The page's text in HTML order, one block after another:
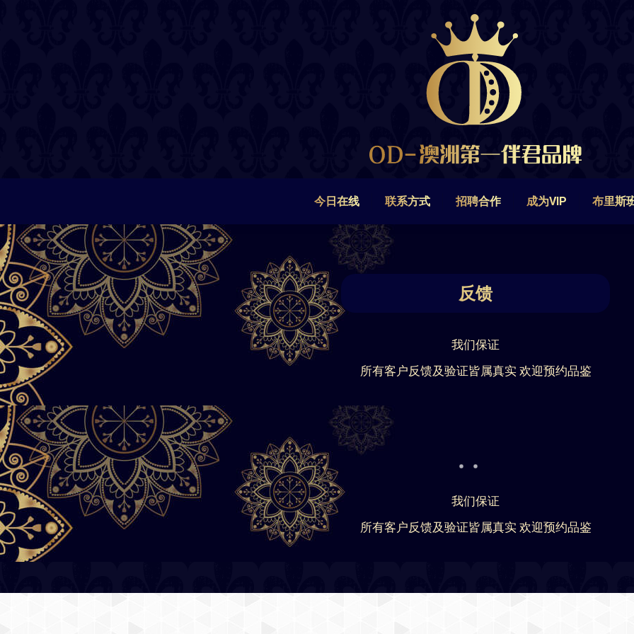
今日在线 联系方式 招聘合作 成为VIP 布里斯
反馈
我们保证
所有客户反馈及验证皆属真实 欢迎预约品鉴
我们保证
所有客户反馈及验证皆属真实 欢迎预约品鉴
招聘合作